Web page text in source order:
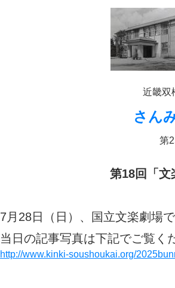
近畿双
さん
第
第18回「文
7月28日（日）、国立文楽劇場
当日の記事写真は下記でご覧く
http://www.kinki-soushoukai.org/